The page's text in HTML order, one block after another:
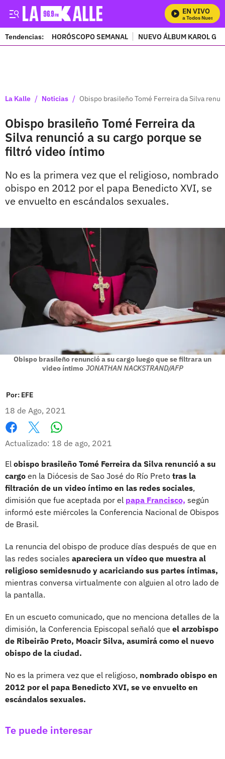
EN VIVO
Mira Todos Nuestros
Tendencias: HORÓSCOPO SEMANAL NUEVO ÁLBUM KAROL G
La Kalle / Noticias / Obispo brasileño Tomé Ferreira da Silva
Obispo brasileño Tomé Ferreira da
Silva renunció a su cargo porque se
filtró video íntimo
No es la primera vez que el religioso, nombrado
obispo en 2012 por el papa Benedicto XVI, se
ve envuelto en escándalos sexuales.
Obispo brasileño renunció a su cargo luego que se filtrara un
video íntimo JONATHAN NACKSTRAND/AFP
Por: EFE
18 de Ago, 2021
Facebook
X
Actualizado: 18 de ago, 2021
El obispo brasileño Tomé Ferreira da Silva renunció a su
cargo en la Diócesis de Sao José do Río Preto tras la
filtración de un video íntimo en las redes sociales,
dimisión que fue aceptada por el papa Francisco, según
informó este miércoles la Conferencia Nacional de Obispos
de Brasil.
La renuncia del obispo de produce días después de que en
las redes sociales apareciera un vídeo que muestra al
religioso semidesnudo y acariciando sus partes íntimas,
mientras conversa virtualmente con alguien al otro lado de
la pantalla.
En un escueto comunicado, que no menciona detalles de la
dimisión, la Conferencia Episcopal señaló que el arzobispo
de Ribeirão Preto, Moacir Silva, asumirá como el nuevo
obispo de la ciudad.
No es la primera vez que el religioso, nombrado obispo en
2012 por el papa Benedicto XVI, se ve envuelto en
escándalos sexuales.
Te puede interesar